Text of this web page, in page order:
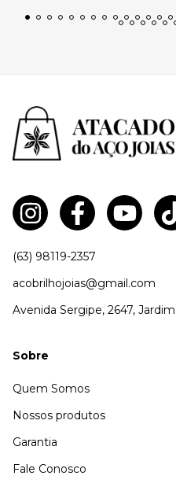
(63) 98119-2357
acobrilhojoias@gmail.com
Avenida Sergipe, 2647,
Sobre
Quem Somos
Nossos produtos
Garantia
Fale Conosco